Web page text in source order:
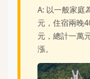
A: 以一般家庭
元，住宿兩晚
元，總計一萬
漲。